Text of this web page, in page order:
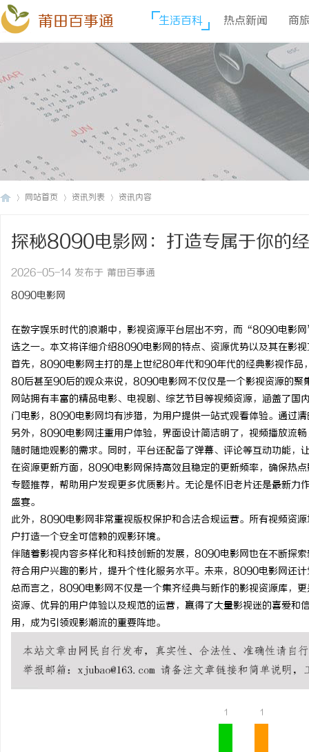
莆田百事通 生活百科 热点新闻 商
网站首页 资讯列表 资讯内容
探秘8090电影网：打造专属于你的
2026-05-14 发布于 莆田百事通
8090电影网
在数字娱乐时代的浪潮中，影视资源平台层出不穷，而“8090电影
选之一。本文将详细介绍8090电影网的特点、资源优势以及其在影
首先，8090电影网主打的是上世纪80年代和90年代的经典影视作品
80后甚至90后的观众来说，8090电影网不仅仅是一个影视资源的聚
网站拥有丰富的精品电影、电视剧、综艺节目等视频资源，涵盖了
门电影，8090电影网均有涉猎，为用户提供一站式观看体验。通过
另外，8090电影网注重用户体验，界面设计简洁明了，视频播放流
随时随地观影的需求。同时，平台还配备了弹幕、评论等互动功能，
在资源更新方面，8090电影网保持高效且稳定的更新频率，确保热
专题推荐，帮助用户发现更多优质影片。无论是怀旧老片还是最新
盛宴。
此外，8090电影网非常重视版权保护和合法合规运营。所有视频资
户打造一个安全可信赖的观影环境。
伴随着影视内容多样化和科技创新的发展，8090电影网也在不断探
符合用户兴趣的影片，提升个性化服务水平。未来，8090电影网还
总而言之，8090电影网不仅是一个集齐经典与新作的影视资源库，
资源、优异的用户体验以及规范的运营，赢得了大量影视迷的喜爱
用，成为引领观影潮流的重要阵地。
1 1
Co2打标系列：工业标